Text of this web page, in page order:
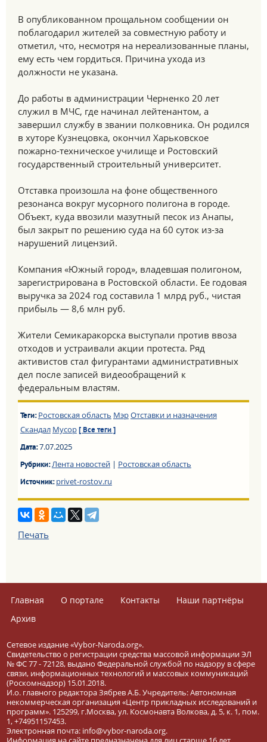
В опубликованном прощальном сообщении он
поблагодарил жителей за совместную работу и
отметил, что, несмотря на нереализованные планы,
ему есть чем гордиться. Причина ухода из
должности не указана.
До работы в администрации Черненко 20 лет
служил в МЧС, где начинал лейтенантом, а
завершил службу в звании полковника. Он родился
в хуторе Кузнецовка, окончил Харьковское
пожарно-техническое училище и Ростовский
государственный строительный университет.
Отставка произошла на фоне общественного
резонанса вокруг мусорного полигона в городе.
Объект, куда ввозили мазутный песок из Анапы,
был закрыт по решению суда на 60 суток из-за
нарушений лицензий.
Компания «Южный город», владевшая полигоном,
зарегистрирована в Ростовской области. Ее годовая
выручка за 2024 год составила 1 млрд руб., чистая
прибыль — 8,6 млн руб.
Жители Семикаракорска выступали против ввоза
отходов и устраивали акции протеста. Ряд
активистов стал фигурантами административных
дел после записей видеообращений к
федеральным властям.
Теги: Ростовская область МэрОтставки и назначения
Скандал Мусор [ Все теги ]
Дата:7.07.2025
Рубрики:Лента новостей| Ростовская область
Источник:privet-rostov.ru
Печать
Главная О портале Контакты
Наши партнёры
Архив
Сетевое издание «Vybor-Naroda.org».
Свидетельство о регистрации средства массовой информации ЭЛ
№ ФС 77 - 72128, выдано Федеральной службой по надзору в сфере
связи, информационных технологий и массовых коммуникаций
(Роскомнадзор) 15.01.2018.
И.о. главного редактора Зябрев А.Б. Учредитель: Автономная
некоммерческая организация «Центр прикладных исследований и
программ». 125299, г.Москва, ул. Космонавта Волкова, д. 5, к. 1, пом.
1, +74951157453.
Электронная почта: info@vybor-naroda.org.